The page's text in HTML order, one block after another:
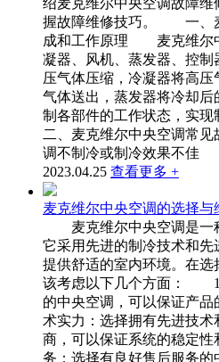
绍麦克维尔中央空调故障
握故障维修技巧。 一、
成和工作原理 麦克维尔
凝器、风机、蒸发器、控
压气体压缩，冷凝器将高
气体送出，蒸发器将冷却
制各部件的工作状态，实
二、麦克维尔中央空调常
调不制冷或制冷效果不
2023.04.25 查看更多 +
麦克维尔中央空调的选择与
麦克维尔中央空调是一
它采用先进的制冷技术和
提供舒适的室内环境。在
该考虑以下几个方面： 1.
的中央空调，可以保证产
术实力：选择拥有先进技
商，可以保证系统的稳定
务：选择有良好售后服务